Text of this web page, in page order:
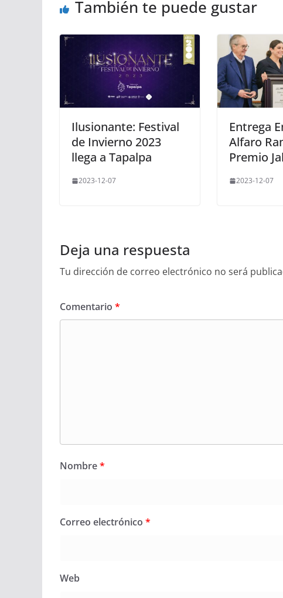
También te puede gustar
Ilusionante: Festival
de Invierno 2023
llega a Tapalpa
2023-12-07
Entrega
Alfaro
Premio
2023-12-07
Deja una respuesta
Tu dirección de correo electrónico no será
Comentario *
Nombre*
Correo electrónico *
Web